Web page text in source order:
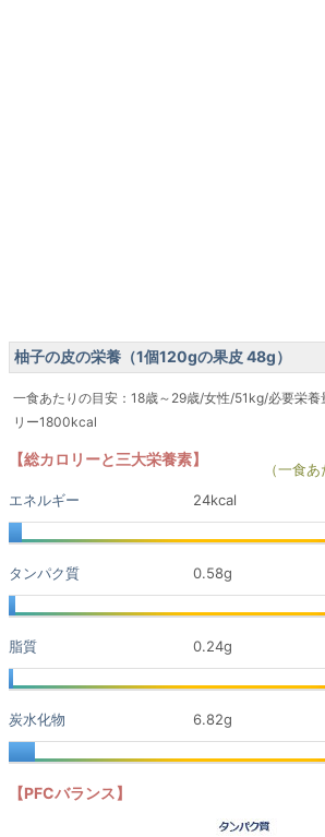
柚子の皮の栄養（1個120gの果皮 48g）
一食あたりの目安：18歳～29歳/女性/51kg/必要栄養
リー1800kcal
【総カロリーと三大栄養素】
（一食
エネルギー
24kcal
タンパク質 0.58g
脂質 0.24g
炭水化物 6.82g
【PFCバランス】